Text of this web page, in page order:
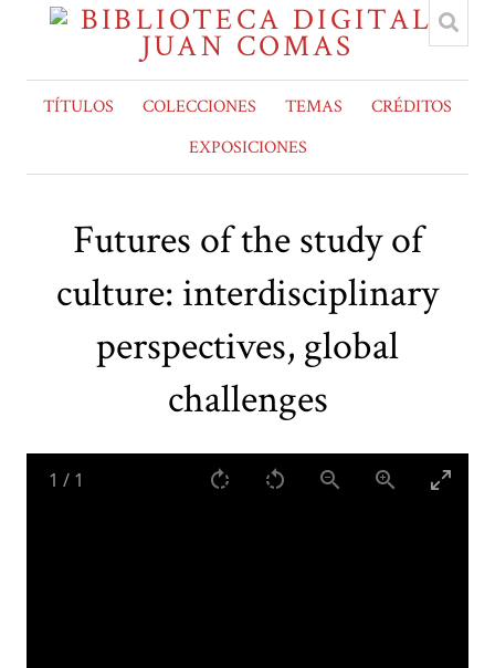
TÍTULOS COLECCIONES TEMAS
CRÉDITOS
EXPOSICIONES
Futures of the study of
culture: interdisciplinary
perspectives, global
challenges
1 / 1